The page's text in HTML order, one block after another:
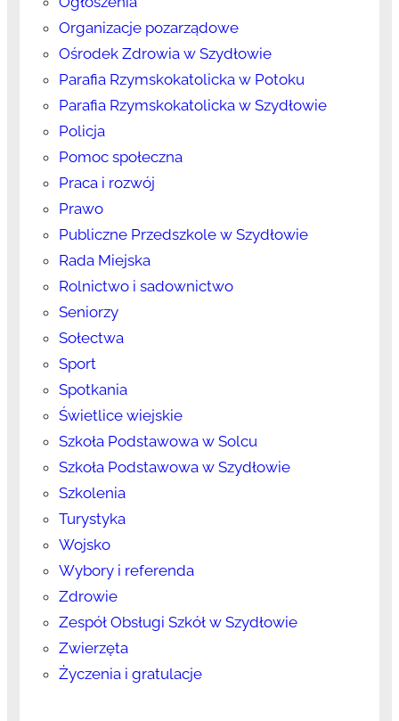
Organizacje pozarządowe
Ośrodek Zdrowia w Szydłowie
Parafia Rzymskokatolicka w Potoku
Parafia Rzymskokatolicka w Szydłowie
Policja
Pomoc społeczna
Praca i rozwój
Prawo
Publiczne Przedszkole w Szydłowie
Rada Miejska
Rolnictwo i sadownictwo
Seniorzy
Sołectwa
Sport
Spotkania
Świetlice wiejskie
Szkoła Podstawowa w Solcu
Szkoła Podstawowa w Szydłowie
Szkolenia
Turystyka
Wojsko
Wybory i referenda
Zdrowie
Zespół Obsługi Szkół w Szydłowie
Zwierzęta
Życzenia i gratulacje